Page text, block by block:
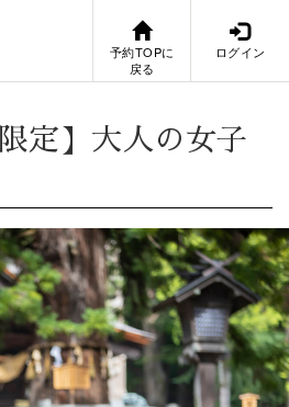
予約TOPに
戻る
ログイン
定】大人の女子